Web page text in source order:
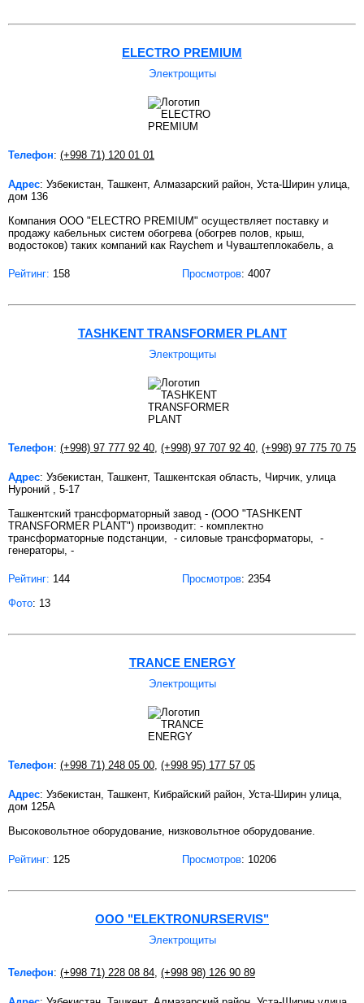
ELECTRO PREMIUM
Электрощиты
Телефон: (+998 71) 120 01 01
Адрес: Узбекистан, Ташкент, Алмазарский район, Уста-Ширин улица,
дом 136
Компания ООО "ELECTRO PREMIUM" осуществляет поставку и
продажу кабельных систем обогрева (обогрев полов, крыш,
водостоков) таких компаний как Raychem и Чуваштеплокабель, а
Рейтинг: 158 Просмотров: 4007
TASHKENT TRANSFORMER PLANT
Электрощиты
Телефон: (+998) 97 777 92 40 (+998) 97 707 92 40 (+998) 97 775 70 75
Адрес: Узбекистан, Ташкент, Ташкентская область, Чирчик, улица
Нуроний , 5-17
Ташкентский трансформаторный завод - (OOO "TASHKENT
TRANSFORMER PLANT") производит: - комплектно
трансформаторные подстанции, - силовые трансформаторы, -
генераторы, -
Рейтинг: 144 Просмотров: 2354
Фото: 13
TRANCE ENERGY
Электрощиты
Телефон: (+998 71) 248 05 00 (+998 95) 177 57 05
Адрес: Узбекистан, Ташкент, Кибрайский район, Уста-Ширин улица,
дом 125A
Высоковольтное оборудование, низковольтное оборудование.
Рейтинг: 125 Просмотров: 10206
ООО "ELEKTRONURSERVIS"
Электрощиты
Телефон: (+998 71) 228 08 84 (+998 98) 126 90 89